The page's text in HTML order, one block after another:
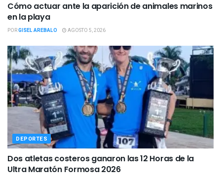
Cómo actuar ante la aparición de animales marinos
en la playa
PORGISEL AREBALO AGOSTO 5, 2026
DEPORTES
Dos atletas costeros ganaron las 12 Horas de la
Ultra Maratón Formosa 2026